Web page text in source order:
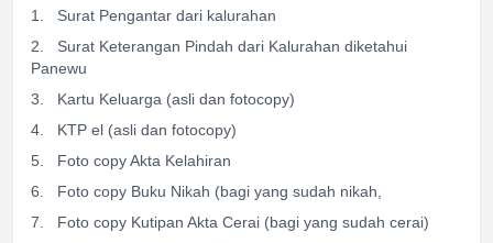
1. Surat Pengantar dari kalurahan
2. Surat Keterangan Pindah dari Kalurahan diketahui
Panewu
3. Kartu Keluarga (asli dan fotocopy)
4. KTP el (asli dan fotocopy)
5. Foto copy Akta Kelahiran
6. Foto copy Buku Nikah (bagi yang sudah nikah,
7. Foto copy Kutipan Akta Cerai (bagi yang sudah cerai)